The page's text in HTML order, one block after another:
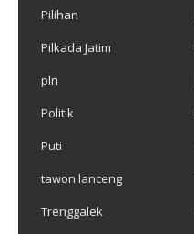
Pilihan
Pilkada Jatim
pln
Politik
Puti
tawon lanceng
Trenggalek